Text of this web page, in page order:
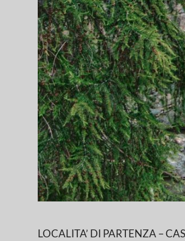
LOCALITA’ DI PARTENZA –